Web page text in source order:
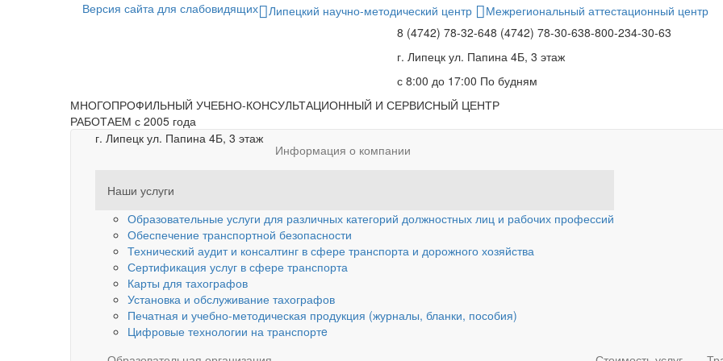
Липецкий научно-методический центр Межрегиональный аттестационный центр
Версия сайта для слабовидящих
8 (4742) 78-32-648 (4742) 78-30-638-800-234-30-63
г. Липецк ул. Папина 4Б, 3 этаж
с 8:00 до 17:00 По будням
МНОГОПРОФИЛЬНЫЙ УЧЕБНО-КОНСУЛЬТАЦИОННЫЙ И СЕРВИСНЫЙ ЦЕНТР
РАБОТАЕМ с 2005 года
г. Липецк ул. Папина 4Б, 3 этаж
Информация о компании
Наши услуги
Образовательные услуги для различных категорий должностных лиц и рабочих профессий
Обеспечение транспортной безопасности
Технический аудит и консалтинг в сфере транспорта и дорожного хозяйства
Сертификация услуг в сфере транспорта
Карты для тахографов
Установка и обслуживание тахографов
Печатная и учебно-методическая продукция (журналы, бланки, пособия)
Цифровые технологии на транспортe